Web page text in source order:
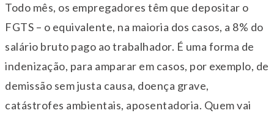
Todo mês, os empregadores têm que depositar o
FGTS – o equivalente, na maioria dos casos, a 8% do
salário bruto pago ao trabalhador. É uma forma de
indenização, para amparar em casos, por exemplo, de
demissão sem justa causa, doença grave,
catástrofes ambientais, aposentadoria. Quem vai